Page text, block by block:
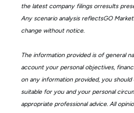
the latest company filings orresults
Any scenario analysis reflectsGO
change without notice.
The information provided is of general
account your personal objectives,
on any information provided, you
suitable for you and your personal
appropriate professional advice. All